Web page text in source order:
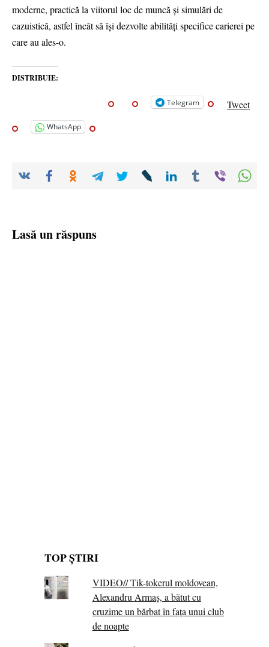
moderne, practică la viitorul loc de muncă și simulări de
cazuistică, astfel încât să își dezvolte abilități specifice carierei pe
care au ales-o.
DISTRIBUIE:
Telegram Tweet
WhatsApp
Lasă un răspuns
TOP ȘTIRI
VIDEO// Tik-tokerul moldovean,
Alexandru Armaș, a bătut cu
cruzime un bărbat în fața unui club
de noapte